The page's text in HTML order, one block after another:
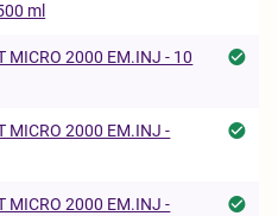
ml
MICRO 2000 EM.INJ - 10
MICRO 2000 EM.INJ -
MICRO 2000 EM.INJ -